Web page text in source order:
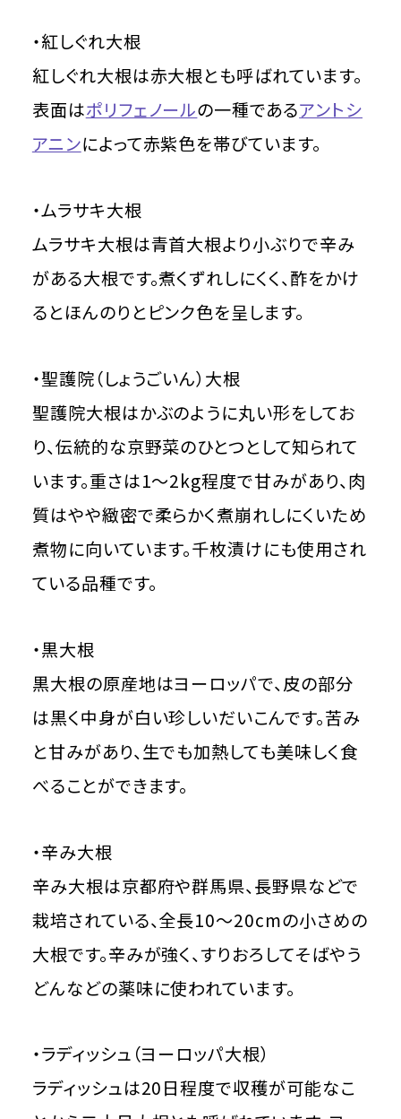
・紅しぐれ大根
紅しぐれ大根は赤大根とも呼ばれています。
表面はポリフェノールの一種であるアントシ
アニンによって赤紫色を帯びています。
・ムラサキ大根
ムラサキ大根は青首大根より小ぶりで辛み
がある大根です。煮くずれしにくく、酢をかけ
るとほんのりとピンク色を呈します。
・聖護院（しょうごいん）大根
聖護院大根はかぶのように丸い形をしてお
り、伝統的な京野菜のひとつとして知られて
います。重さは1～2kg程度で甘みがあり、肉
質はやや緻密で柔らかく煮崩れしにくいため
煮物に向いています。千枚漬けにも使用され
ている品種です。
・黒大根
黒大根の原産地はヨーロッパで、皮の部分
は黒く中身が白い珍しいだいこんです。苦み
と甘みがあり、生でも加熱しても美味しく食
べることができます。
・辛み大根
辛み大根は京都府や群馬県、長野県などで
栽培されている、全長10～20cmの小さめの
大根です。辛みが強く、すりおろしてそばやう
どんなどの薬味に使われています。
・ラディッシュ（ヨーロッパ大根）
ラディッシュは20日程度で収穫が可能なこ